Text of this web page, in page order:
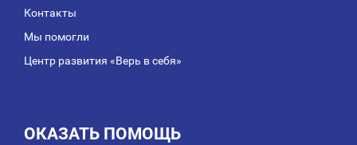
Контакты
Мы помогли
Центр развития «Верь в себя»
ОКАЗАТЬ ПОМОЩЬ